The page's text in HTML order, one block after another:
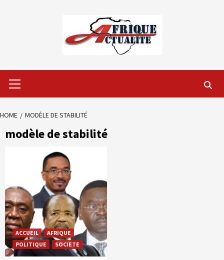
Menu
HOME MODÈLE DE STABILITÉ
modèle de stabilité
ACCUEIL
AFRIQUE
POLITIQUE
SOCIETE